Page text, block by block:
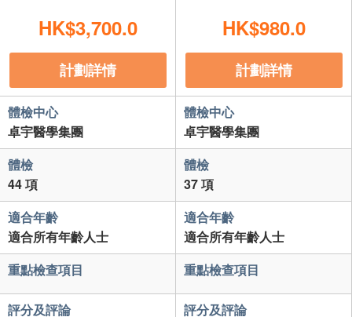
HK$3,700.0
計劃詳情
HK$980.0
計劃詳情
體檢中心
卓宇醫學集團
體檢中心
卓宇醫學集團
體檢
44 項
體檢
37 項
適合年齡
適合所有年齡人士
適合年齡
適合所有年齡人士
重點檢查項目
重點檢查項目
評分及評論
評分及評論